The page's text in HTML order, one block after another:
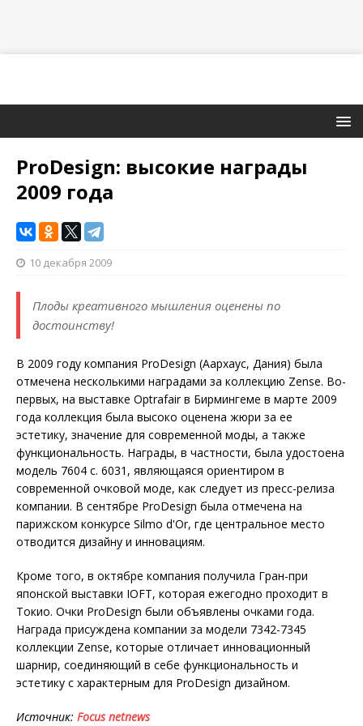
ProDesign: высокие награды
2009 года
10 декабря 2009
Плоды креативного мышления оценены по
достоинству!
В 2009 году компания ProDesign (Аархаус, Дания) была
отмечена несколькими наградами за коллекцию Zense. Во-
первых, на выставке Optrafair в Бирмингеме в марте 2009
года коллекция была высоко оценена жюри за ее
эстетику, значение для современной моды, а также
функциональность. Награды, в частности, была удостоена
модель 7604 c. 6031, являющаяся ориентиром в
современной очковой моде, как следует из пресс-релиза
компании. В сентябре ProDesign была отмечена на
парижском конкурсе Silmo d'Or, где центральное место
отводится дизайну и инновациям.
Кроме того, в октябре компания получила Гран-при
японской выставки IOFT, которая ежегодно проходит в
Токио. Очки ProDesign были объявлены очками года.
Награда присуждена компании за модели 7342-7345
коллекции Zense, которые отличает инновационный
шарнир, соединяющий в себе функциональность и
эстетику с характерным для ProDesign дизайном.
Источник: Focus netnews